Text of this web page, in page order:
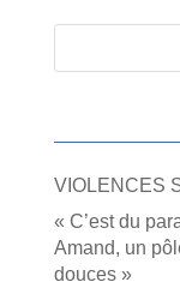
VIOLENCES
« C’est du
Amand, un
douces »